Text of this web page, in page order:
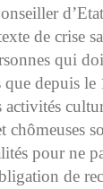
de crise
qui
depuis le
activités
chômeuses
pour ne
de